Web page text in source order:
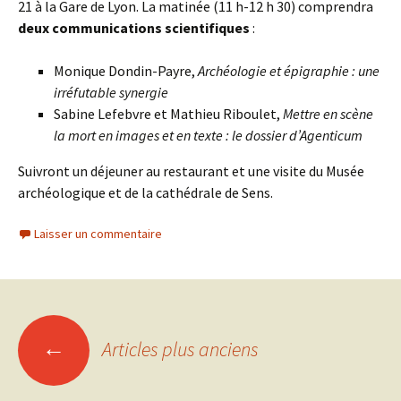
21 à la Gare de Lyon. La matinée (11 h-12 h 30) comprendra
deux communications scientifiques :
Monique Dondin-Payre,Archéologie et épigraphie : une
irréfutable synergie
Sabine Lefebvre et Mathieu Riboulet, Mettre en scène
la mort en images et en texte : le dossier d’Agenticum
Suivront un déjeuner au restaurant et une visite du Musée
archéologique et de la cathédrale de Sens.
Laisser un commentaire
Navigation
← Articles plus anciens